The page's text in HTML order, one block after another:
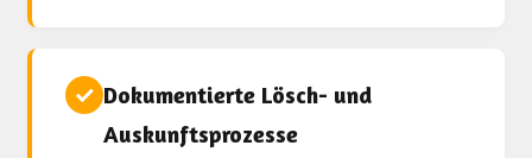
✓ Dokumentierte Lösch- und
Auskunftsprozesse